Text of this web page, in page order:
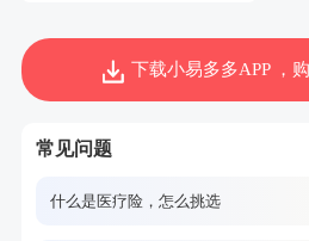
下载小易多多APP ，
常见问题
什么是医疗险，怎么挑选